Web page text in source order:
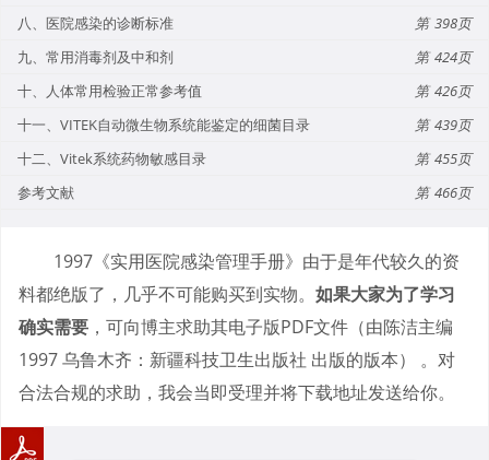
八、医院感染的诊断标准
398
九、常用消毒剂及中和剂
424
十、人体常用检验正常参考值
426
十一、VITEK自动微生物系统能鉴定的细菌目录
439
十二、Vitek系统药物敏感目录
455
参考文献
466
1997《实用医院感染管理手册》由于是年代较久的资
料都绝版了，几乎不可能购买到实物。 如果大家为了学习
确实需要 ，可向博主求助其电子版PDF文件（由陈洁主编
1997 乌鲁木齐：新疆科技卫生出版社 出版的版本） 。对
合法合规的求助，我会当即受理并将下载地址发送给你。